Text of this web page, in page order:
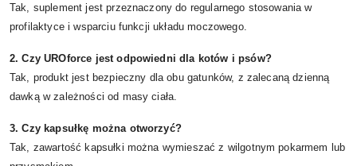
Tak, suplement jest przeznaczony do regularnego stosowania w
profilaktyce i wsparciu funkcji układu moczowego.
2. Czy UROforce jest odpowiedni dla kotów i psów?
Tak, produkt jest bezpieczny dla obu gatunków, z zalecaną dzienną
dawką w zależności od masy ciała.
3. Czy kapsułkę można otworzyć?
Tak, zawartość kapsułki można wymieszać z wilgotnym pokarmem lub